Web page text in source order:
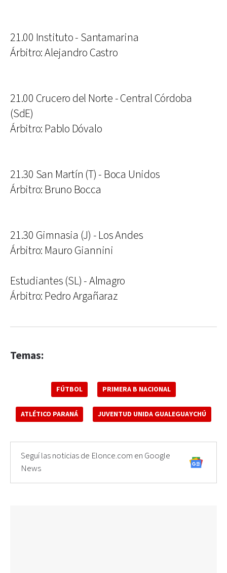
21.00 Instituto - Santamarina
Árbitro: Alejandro Castro
21.00 Crucero del Norte - Central Córdoba
(SdE)
Árbitro: Pablo Dóvalo
21.30 San Martín (T) - Boca Unidos
Árbitro: Bruno Bocca
21.30 Gimnasia (J) - Los Andes
Árbitro: Mauro Giannini
Estudiantes (SL) - Almagro
Árbitro: Pedro Argañaraz
Temas:
FÚTBOL PRIMERA B NACIONAL
ATLÉTICO PARANÁ JUVENTUD UNIDA GUALEGUAYCHÚ
Seguí las noticias de Elonce.com en Google
News